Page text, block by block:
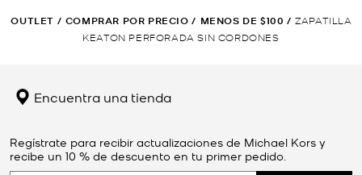
OUTLET / COMPRAR POR PRECIO / MENOS DE $100 / ZAPATILLA
KEATON PERFORADA SIN CORDONES
Encuentra una tienda
Regístrate para recibir actualizaciones de Michael Kors y
recibe un 10 % de descuento en tu primer pedido.